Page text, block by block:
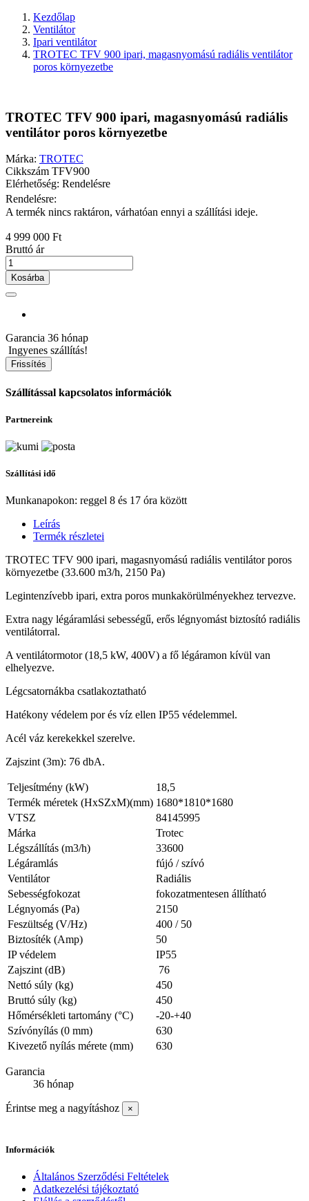
Kezdőlap
Ventilátor
Ipari ventilátor
TROTEC TFV 900 ipari, magasnyomású radiális ventilátor
poros környezetbe
TROTEC TFV 900 ipari, magasnyomású radiális
ventilátor poros környezetbe
Márka: TROTEC
Cikkszám TFV900
Elérhetőség: Rendelésre
Rendelésre:
A termék nincs raktáron, várhatóan ennyi a szállítási ideje.
4 999 000 Ft
Bruttó ár
Kosárba
Garancia 36 hónap
Ingyenes szállítás!
Szállítással kapcsolatos információk
Partnereink
Szállítási idő
Munkanapokon: reggel 8 és 17 óra között
Leírás
Termék részletei
TROTEC TFV 900 ipari, magasnyomású radiális ventilátor poros
környezetbe (33.600 m3/h, 2150 Pa)
Legintenzívebb ipari, extra poros munkakörülményekhez tervezve.
Extra nagy légáramlási sebességű, erős légnyomást biztosító radiális
ventilátorral.
A ventilátormotor (18,5 kW, 400V) a fő légáramon kívül van
elhelyezve.
Légcsatornákba csatlakoztatható
Hatékony védelem por és víz ellen IP55 védelemmel.
Acél váz kerekekkel szerelve.
Zajszint (3m): 76 dbA.
Teljesítmény (kW)
18,5
Termék méretek (HxSZxM)(mm) 1680*1810*1680
VTSZ
84145995
Márka
Trotec
Légszállítás (m3/h)
33600
Légáramlás
fújó / szívó
Ventilátor
Radiális
Sebességfokozat
fokozatmentesen állítható
Légnyomás (Pa)
2150
Feszültség (V/Hz)
400 / 50
Biztosíték (Amp)
50
IP védelem
IP55
Zajszint (dB)
76
Nettó súly (kg)
450
Bruttó súly (kg)
450
Hőmérsékleti tartomány (°C)
-20-+40
Szívónyílás (0 mm)
630
Kivezető nyílás mérete (mm)
630
Garancia
36 hónap
Érintse meg a nagyításhoz ×
Információk
Általános Szerződési Feltételek
Adatkezelési tájékoztató